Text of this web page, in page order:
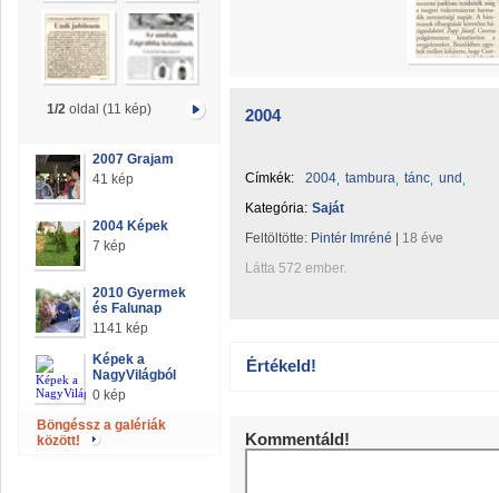
1/2 oldal (11 kép)
2007 Grajam
41 kép
2004 Képek
7 kép
2010 Gyermek
és Falunap
1141 kép
Képek a
NagyVilágból
0 kép
Böngéssz a galériák
között!
2004
Címkék: 2004 tambura tánc und
Kategória: Saját
Feltöltötte: Pintér Imréné
18 éve
Látta 572 ember.
Értékeld!
Kommentáld!